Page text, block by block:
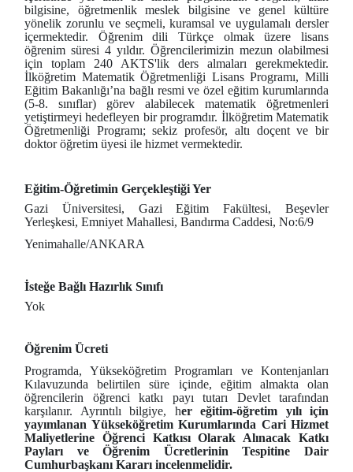
bilgisine, öğretmenlik meslek bilgisine ve genel kültüre
yönelik zorunlu ve seçmeli, kuramsal ve uygulamalı dersler
içermektedir. Öğrenim dili Türkçe olmak üzere lisans
öğrenim süresi 4 yıldır. Öğrencilerimizin mezun olabilmesi
için toplam 240 AKTS'lik ders almaları gerekmektedir.
İlköğretim Matematik Öğretmenliği Lisans Programı, Milli
Eğitim Bakanlığı’na bağlı resmi ve özel eğitim kurumlarında
(5-8. sınıflar) görev alabilecek matematik öğretmenleri
yetiştirmeyi hedefleyen bir programdır. İlköğretim Matematik
Öğretmenliği Programı; sekiz profesör, altı doçent ve bir
doktor öğretim üyesi ile hizmet vermektedir.
Eğitim-Öğretimin Gerçekleştiği Yer
Gazi Üniversitesi, Gazi Eğitim Fakültesi, Beşevler
Yerleşkesi, Emniyet Mahallesi, Bandırma Caddesi, No:6/9
Yenimahalle/ANKARA
İsteğe Bağlı Hazırlık Sınıfı
Yok
Öğrenim Ücreti
Programda, Yükseköğretim Programları ve Kontenjanları
Kılavuzunda belirtilen süre içinde, eğitim almakta olan
öğrencilerin öğrenci katkı payı tutarı Devlet tarafından
karşılanır. Ayrıntılı bilgiye, her eğitim-öğretim yılı için
yayımlanan Yükseköğretim Kurumlarında Cari Hizmet
Maliyetlerine Öğrenci Katkısı Olarak Alınacak Katkı
Payları ve Öğrenim Ücretlerinin Tespitine Dair
Cumhurbaşkanı Kararı incelenmelidir.